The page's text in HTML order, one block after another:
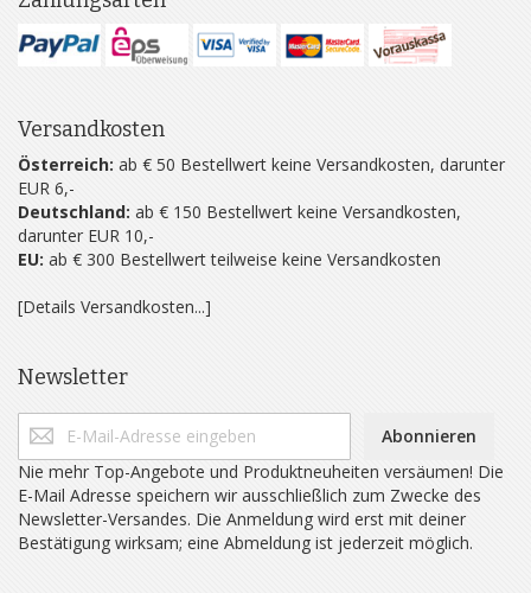
Versandkosten
Österreich: ab € 50 Bestellwert keine Versandkosten, darunter
EUR 6,-
Deutschland: ab € 150 Bestellwert keine Versandkosten,
darunter EUR 10,-
EU: ab € 300 Bestellwert teilweise keine Versandkosten
[Details Versandkosten...]
Newsletter
Abonnieren
Nie mehr Top-Angebote und Produktneuheiten versäumen! Die
E-Mail Adresse speichern wir ausschließlich zum Zwecke des
Newsletter-Versandes. Die Anmeldung wird erst mit deiner
Bestätigung wirksam; eine Abmeldung ist jederzeit möglich.